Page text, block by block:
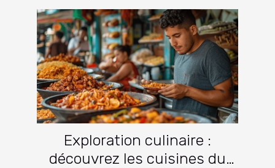
Exploration culinaire :
découvrez les cuisines du